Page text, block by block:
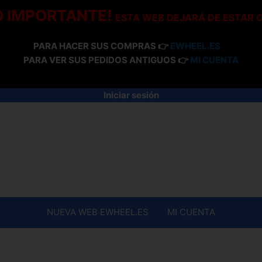
IMPORTANTE! ESTA WEB DEJARÁ DE ESTAR
PARA HACER SUS COMPRAS 👉 EWHEEL.ES
PARA VER SUS PEDIDOS ANTIGUOS 👉 MI CUENTA
Iniciar sesión
NUEVA WEB EWHEEL.ES MI CUENTA